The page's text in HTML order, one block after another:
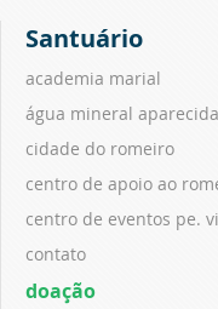
Santuário
academia marial
água mineral aparecida
cidade do romeiro
centro de apoio ao
centro de eventos pe.
contato
doação